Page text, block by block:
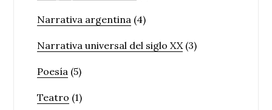
Narrativa argentina (4)
Narrativa universal del siglo XX(3)
Poesía (5)
Teatro (1)